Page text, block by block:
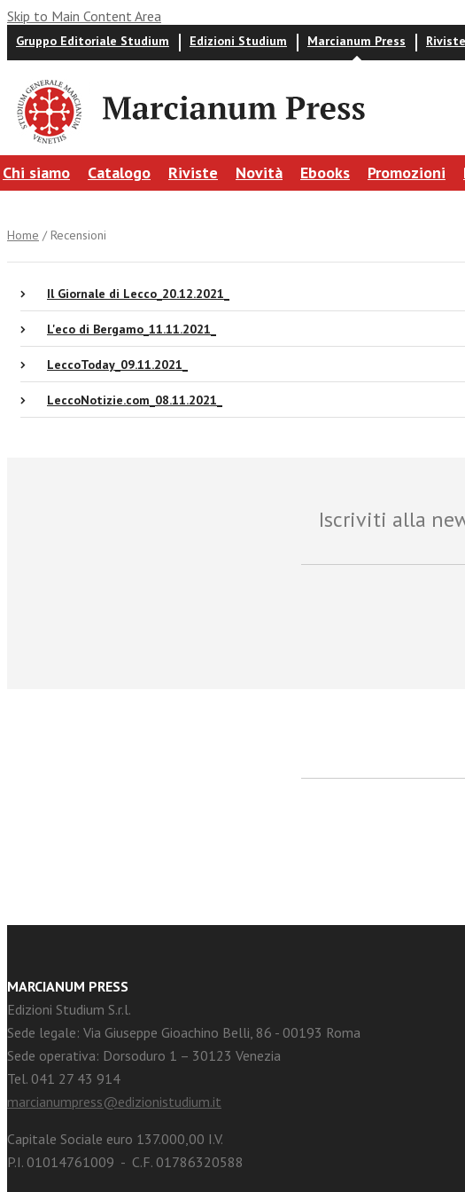
Skip to Main Content Area
Gruppo Editoriale Studium Edizioni Studium Marcianum Press Riviste
Chi siamo Catalogo Riviste Novità Ebooks Promozioni
Home / Recensioni
Il Giornale di Lecco_20.12.2021_
L'eco di Bergamo_11.11.2021_
LeccoToday_09.11.2021_
LeccoNotizie.com_08.11.2021_
Iscriviti alla
MARCIANUM PRESS
Edizioni Studium S.r.l.
Sede legale: Via Giuseppe Gioachino Belli, 86 - 00193 Roma
Sede operativa: Dorsoduro 1 – 30123 Venezia
Tel. 041 27 43 914
marcianumpress@edizionistudium.it
Capitale Sociale euro 137.000,00 I.V.
P.I. 01014761009 - C.F. 01786320588